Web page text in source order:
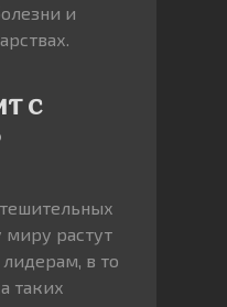
и
с
растут
в то
таких